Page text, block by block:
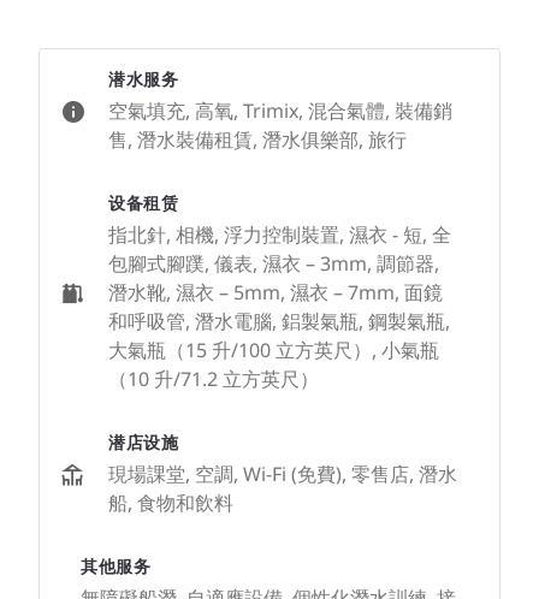
潜水服务
空氣填充, 高氧, Trimix, 混合氣體, 裝備銷
售, 潛水裝備租賃, 潛水俱樂部, 旅行
设备租赁
指北針, 相機, 浮力控制裝置, 濕衣 - 短, 全
包腳式腳蹼, 儀表, 濕衣 – 3mm, 調節器,
潛水靴, 濕衣 – 5mm, 濕衣 – 7mm, 面鏡
和呼吸管, 潛水電腦, 鋁製氣瓶, 鋼製氣瓶,
大氣瓶（15 升/100 立方英尺）, 小氣瓶
（10 升/71.2 立方英尺）
潜店设施
現場課堂, 空調, Wi-Fi (免費), 零售店, 潛水
船, 食物和飲料
其他服务